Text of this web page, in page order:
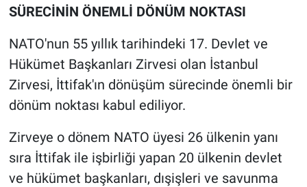
SÜRECİNİN ÖNEMLİ DÖNÜM NOKTASI
NATO'nun 55 yıllık tarihindeki 17. Devlet ve
Hükümet Başkanları Zirvesi olan İstanbul
Zirvesi, İttifak'ın dönüşüm sürecinde önemli bir
dönüm noktası kabul ediliyor.
Zirveye o dönem NATO üyesi 26 ülkenin yanı
sıra İttifak ile işbirliği yapan 20 ülkenin devlet
ve hükümet başkanları, dışişleri ve savunma